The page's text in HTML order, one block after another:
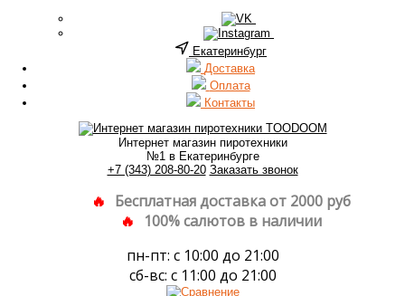
Екатеринбург
Доставка
Оплата
Контакты
Интернет магазин пиротехники
№1 в Екатеринбурге
+7 (343) 208-80-20 Заказать звонок
Бесплатная доставка от 2000 руб
100% салютов в наличии
пн-пт: с 10:00 до 21:00
сб-вс: с 11:00 до 21:00